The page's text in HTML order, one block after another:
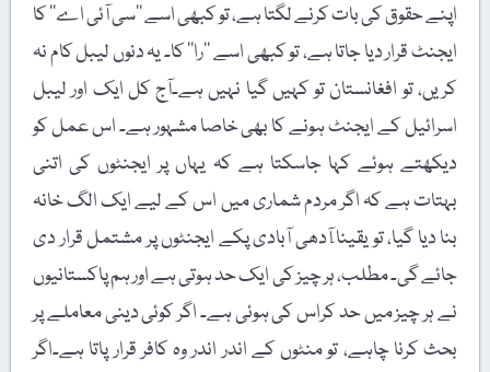
اپنے حقوق کی بات کرنے لگتا ہے، تو کبھی اسے ’’سی آئی اے‘‘ کا
ایجنٹ قرار دیا جاتا ہے، تو کبھی اسے ’’را‘‘ کا۔ یہ دنوں لیبل کام نہ
کریں، تو افغانستان تو کہیں گیا نہیں ہے۔آج کل ایک اور لیبل
اسرائیل کے ایجنٹ ہونے کا بھی خاصا مشہور ہے۔ اس عمل کو
دیکھتے ہوئے کہا جاسکتا ہے کہ یہاں پر ایجنٹوں کی اتنی
بہتات ہے کہ اگر مردم شماری میں اس کے لیے ایک الگ خانہ
بنا دیا گیا، تو یقینا ٓآدھی آبادی پکے ایجنٹوں پر مشتمل قرار دی
جائے گی۔ مطلب، ہر چیز کی ایک حد ہوتی ہے اور ہم پاکستانیوں
نے ہر چیز میں حد کراس کی ہوئی ہے۔ اگر کوئی دینی معاملے پر
بحث کرنا چاہے، تو منٹوں کے اندر اندر وہ کافر قرار پاتا ہے۔اگر